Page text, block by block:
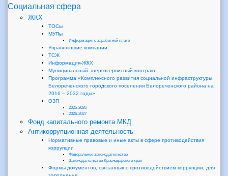
Социальная сфера
ЖКХ
ТОСы
МУПы
Информация о заработной плате
Управляющие компании
ТСЖ
Информация-ЖКХ
Муниципальный энергосервисный контракт
Программа «Комплексного развития социальной инфраструктуры
Белореченского городского поселения Белореченского района на
2016 – 2032 годы»
ОЗП
2025-2026
2026-2027
Фонд капитального ремонта МКД
Антикоррупционная деятельность
Нормативные правовые и иные акты в сфере противодействия
коррупции
Федеральное законодательство
Законодательство Краснодарского края
Формы документов, связанных с противодействием коррупции, для